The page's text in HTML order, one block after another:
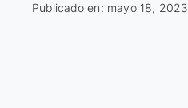
Publicado en: mayo 18, 2023